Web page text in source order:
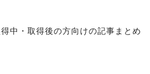
中・取得後の方向けの記事まとめ